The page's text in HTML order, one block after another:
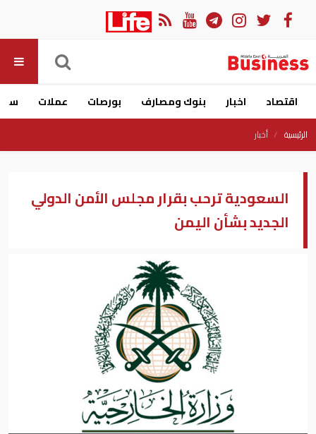
اقتصاد اخبار بنوك ومصارف بورصات عملات
الرئيسية أخبار
السعودية ترحب بقرار مجلس الأمن الدولي
الجديد بشأن اليمن